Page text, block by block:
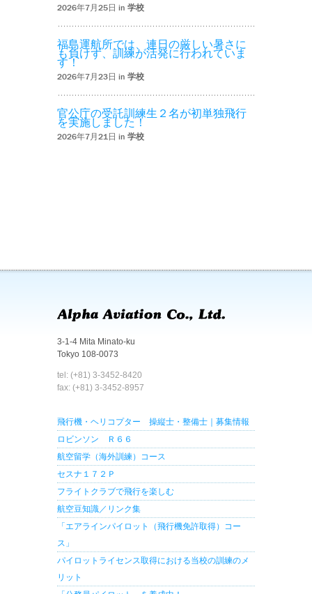
2026年7月25日 in 学校
福島運航所では、連日の厳しい暑さに
も負けず、訓練が活発に行われていま
す！
2026年7月23日 in 学校
官公庁の受託訓練生２名が初単独飛行
を実施しました！
2026年7月21日 in 学校
3-1-4 Mita Minato-ku
Tokyo 108-0073
tel: (+81) 3-3452-8420
fax: (+81) 3-3452-8957
飛行機・ヘリコプター 操縦士・整備士｜募集情報
ロビンソン Ｒ６６
航空留学（海外訓練）コース
セスナ１７２Ｐ
フライトクラブで飛行を楽しむ
航空豆知識／リンク集
「エアラインパイロット（飛行機免許取得）コー
ス」
パイロットライセンス取得における当校の訓練のメ
リット